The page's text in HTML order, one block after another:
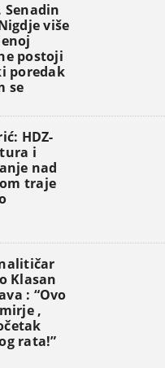
Senadin
više
postoji
poredak
se
kao
jedinice
HDZ-
i
nad
traje
Klasan
: “Ovo
,
rata!”